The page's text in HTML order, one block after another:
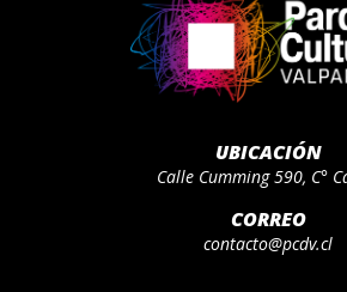
UBICACIÓN
Calle Cumming 590, C°
CORREO
contacto@pcdv.cl